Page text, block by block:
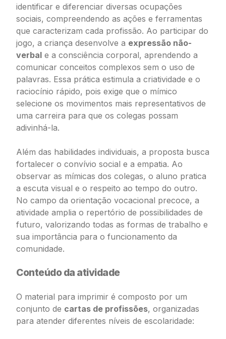
identificar e diferenciar diversas ocupações
sociais, compreendendo as ações e ferramentas
que caracterizam cada profissão. Ao participar do
jogo, a criança desenvolve a expressão não-
verbal e a consciência corporal, aprendendo a
comunicar conceitos complexos sem o uso de
palavras. Essa prática estimula a criatividade e o
raciocínio rápido, pois exige que o mímico
selecione os movimentos mais representativos de
uma carreira para que os colegas possam
adivinhá-la.
Além das habilidades individuais, a proposta busca
fortalecer o convívio social e a empatia. Ao
observar as mímicas dos colegas, o aluno pratica
a escuta visual e o respeito ao tempo do outro.
No campo da orientação vocacional precoce, a
atividade amplia o repertório de possibilidades de
futuro, valorizando todas as formas de trabalho e
sua importância para o funcionamento da
comunidade.
Conteúdo da atividade
O material para imprimir é composto por um
conjunto de cartas de profissões, organizadas
para atender diferentes níveis de escolaridade: